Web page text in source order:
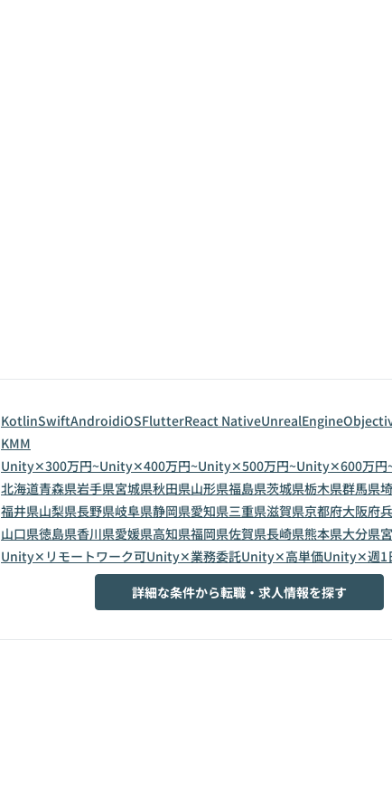
KotlinSwiftAndroidiOSFlutterReact NativeUnrealEngine
KMM
Unity✕300万円~Unity✕400万円~Unity✕500万円~Unity✕600万円
北海道青森県岩手県宮城県秋田県山形県福島県茨城県栃木県群馬県
福井県山梨県長野県岐阜県静岡県愛知県三重県滋賀県京都府大阪府
山口県徳島県香川県愛媛県高知県福岡県佐賀県長崎県熊本県大分県
Unity✕リモートワーク可Unity✕業務委託Unity✕高単価Unity✕週1
詳細な条件から転職・求人情報を探す